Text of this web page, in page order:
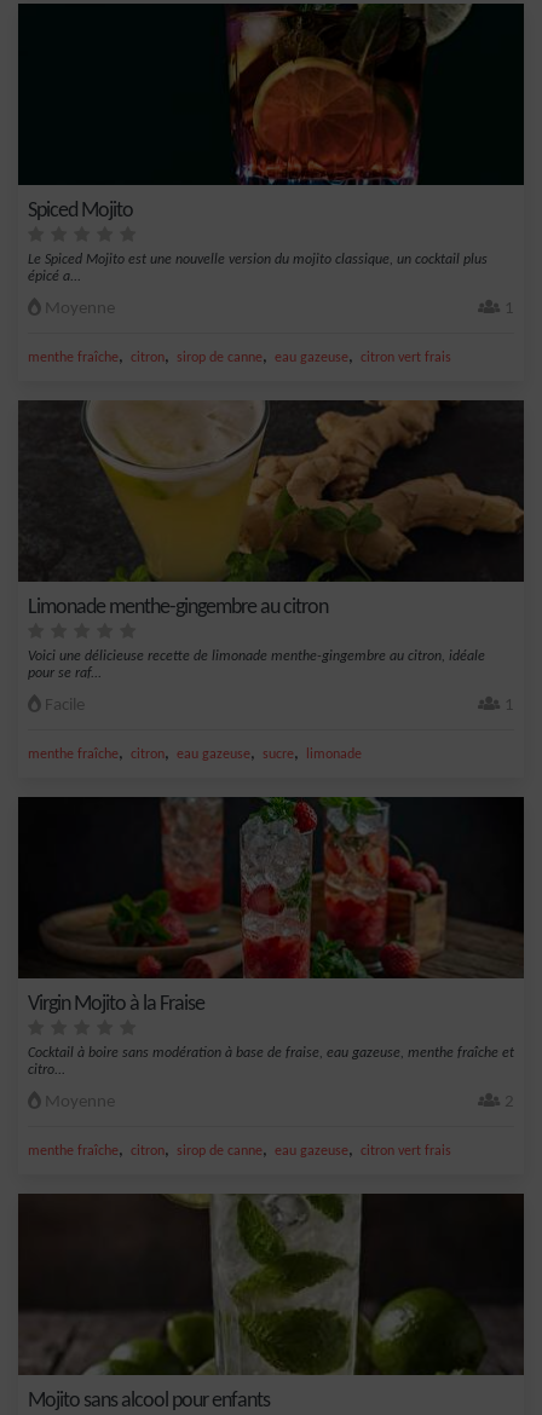
Spiced Mojito
Le Spiced Mojito est une nouvelle version du mojito classique, un cocktail plus
épicé a...
Moyenne 1
menthe fraîche, citron, sirop de canne, eau gazeuse, citron vert frais
Limonade menthe-gingembre au citron
Voici une délicieuse recette de limonade menthe-gingembre au citron, idéale
pour se raf...
Facile 1
menthe fraîche, citron, eau gazeuse, sucre, limonade
Virgin Mojito à la Fraise
Cocktail à boire sans modération à base de fraise, eau gazeuse, menthe fraîche et
citro...
Moyenne 2
menthe fraîche, citron, sirop de canne, eau gazeuse, citron vert frais
Mojito sans alcool pour enfants